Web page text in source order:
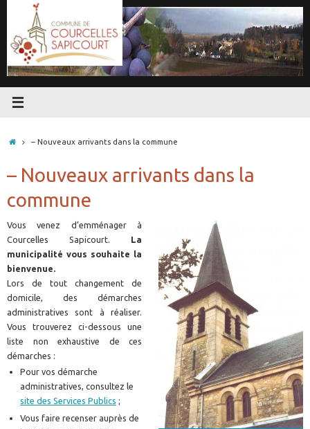
contenu
Accueil
– Nouveaux arrivants dans la commune
– Nouveaux arrivants dans la
commune
Vous venez d’emménager à
Courcelles Sapicourt. La
municipalité vous souhaite la
bienvenue.
Lors de tout changement de
domicile, des démarches
administratives sont à réaliser.
Vous trouverez ci-dessous une
liste non exhaustive de ces
démarches :
Pour vos démarche
administratives, consultez le
site des Services Publics ;
Vous faire recenser auprès de